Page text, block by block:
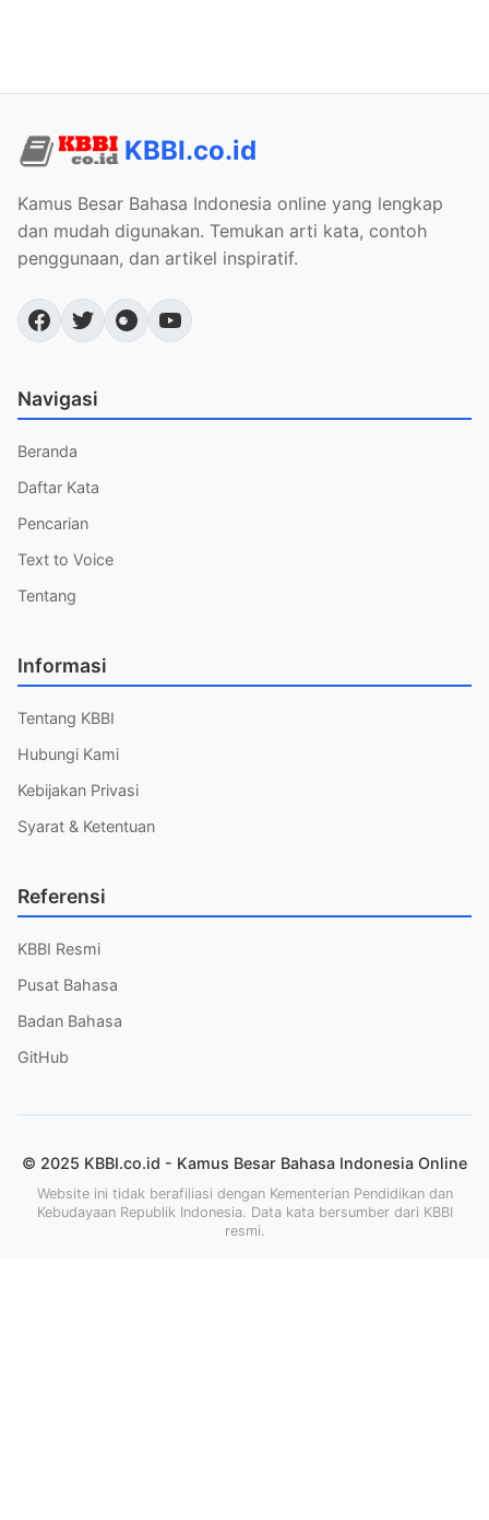
KBBI.co.id
Kamus Besar Bahasa Indonesia online yang lengkap
dan mudah digunakan. Temukan arti kata, contoh
penggunaan, dan artikel inspiratif.
Navigasi
Beranda
Daftar Kata
Pencarian
Text to Voice
Tentang
Informasi
Tentang KBBI
Hubungi Kami
Kebijakan Privasi
Syarat & Ketentuan
Referensi
KBBI Resmi
Pusat Bahasa
Badan Bahasa
GitHub
© 2025 KBBI.co.id - Kamus Besar Bahasa Indonesia Online
Website ini tidak berafiliasi dengan Kementerian Pendidikan dan
Kebudayaan Republik Indonesia. Data kata bersumber dari KBBI
resmi.